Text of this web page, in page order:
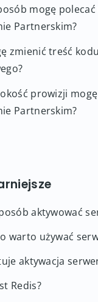
mogę polecać
Partnerskim?
zmienić treść kodu
prowizji
Partnerskim?
aktywować
warto używać
aktywacja
Redis?